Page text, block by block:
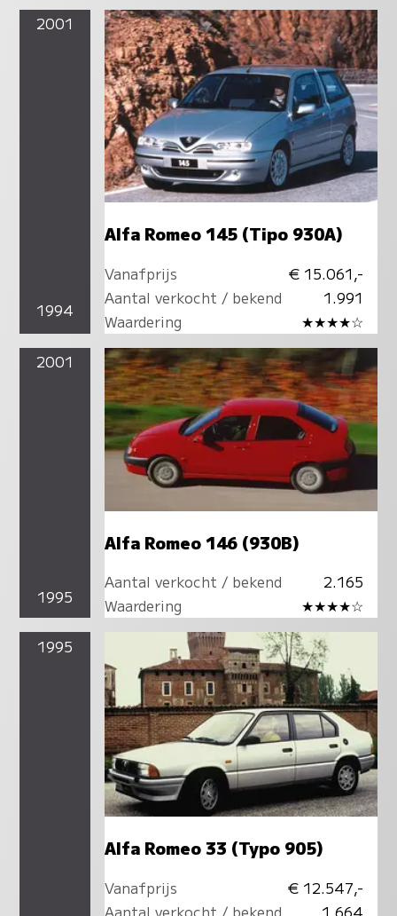
2001
1994
Alfa Romeo 145 (Tipo 930A)
Vanafprijs
€ 15.061,-
Aantal verkocht / bekend
1.991
Waardering
★★★★☆
2001
1995
Alfa Romeo 146 (930B)
Aantal verkocht / bekend
2.165
Waardering
★★★★☆
1995
Alfa Romeo 33 (Typo 905)
Vanafprijs
€ 12.547,-
Aantal verkocht / bekend
1.664